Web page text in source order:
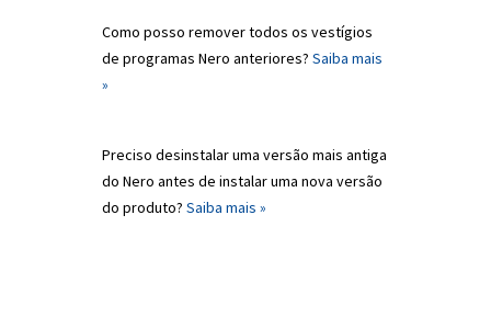
Como posso remover todos os vestígios
de programas Nero anteriores? Saiba mais
»
Preciso desinstalar uma versão mais antiga
do Nero antes de instalar uma nova versão
do produto? Saiba mais »